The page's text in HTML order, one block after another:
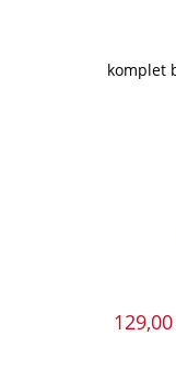
komplet
129,00